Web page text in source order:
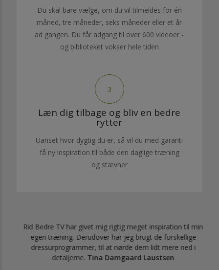
Du skal bare vælge, om du vil tilmeldes for én
måned, tre måneder, seks måneder eller et år
ad gangen. Du får adgang til over 600 videoer -
og biblioteket vokser hele tiden
3
Læn dig tilbage og bliv en bedre
rytter
Uanset hvor dygtig du er, så vil du med garanti
få ny inspiration til både den daglige træning
og stævner
Rid Bedre TV har givet mig rigtig meget inspiration til min
egen træning. Derudover har jeg brugt de forskellige
dressurprogrammer, til at nørde dem lidt mere ned i
detaljerne. Tina Damgaard Laustsen